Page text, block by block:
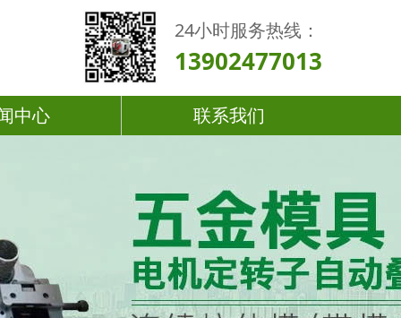
24小时服务热线：
13902477013
中心 联系我们